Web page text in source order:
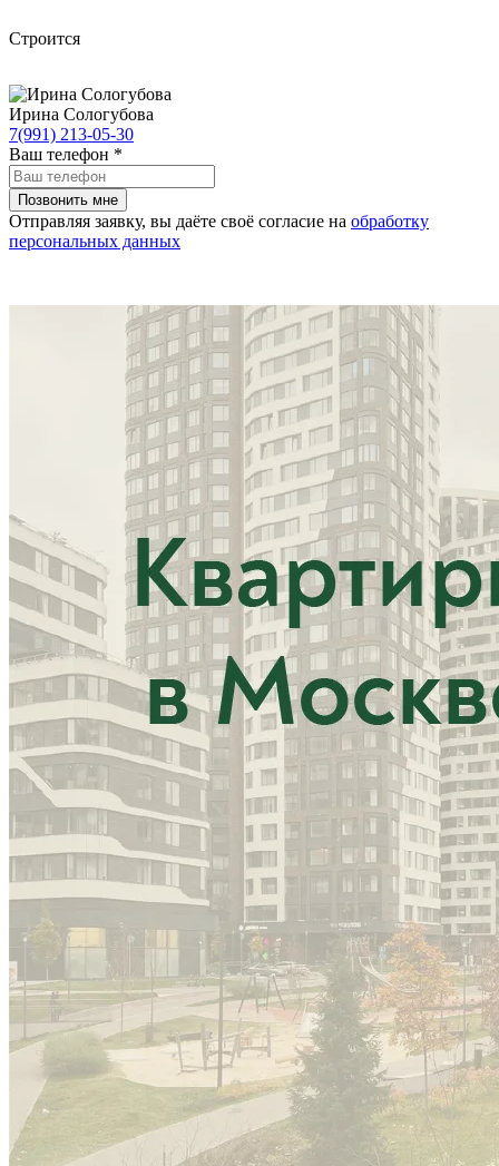
Строится
Ирина Сологубова
7(991) 213-05-30
Ваш телефон *
Отправляя заявку, вы даёте своё согласие на обработку
персональных данных